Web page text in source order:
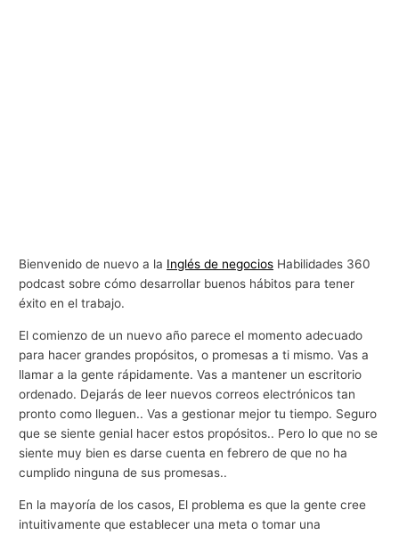
Bienvenido de nuevo a la Inglés de negocios Habilidades 360
podcast sobre cómo desarrollar buenos hábitos para tener
éxito en el trabajo.
El comienzo de un nuevo año parece el momento adecuado
para hacer grandes propósitos, o promesas a ti mismo. Vas a
llamar a la gente rápidamente. Vas a mantener un escritorio
ordenado. Dejarás de leer nuevos correos electrónicos tan
pronto como lleguen.. Vas a gestionar mejor tu tiempo. Seguro
que se siente genial hacer estos propósitos.. Pero lo que no se
siente muy bien es darse cuenta en febrero de que no ha
cumplido ninguna de sus promesas..
En la mayoría de los casos, El problema es que la gente cree
intuitivamente que establecer una meta o tomar una